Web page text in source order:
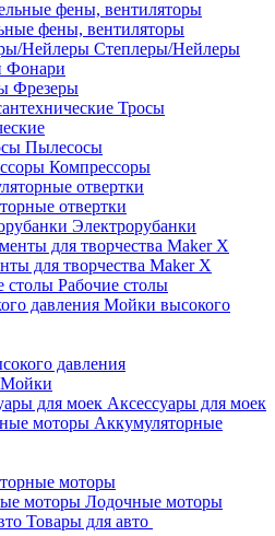
фены, вентиляторы
Степлеры/Нейлеры
Фонари
Фрезеры
Тросы
Пылесосы
Компрессоры
отвертки
Электрорубанки
для творчества Maker X
Рабочие столы
Мойки высокого
давления
Мойки
Аксессуары для моек
Аккумуляторные
моторы
Лодочные моторы
Товары для авто